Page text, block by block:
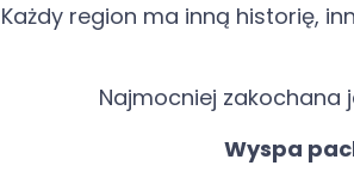
Każdy region ma inną historię,
Najmocniej zakochana
Wyspa